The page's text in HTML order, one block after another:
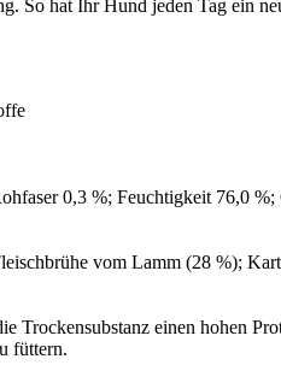
hat Ihr Hund jeden Tag ein
0,3 %; Feuchtigkeit 76,0
vom Lamm (28 %);
Trockensubstanz einen hohen
füttern.